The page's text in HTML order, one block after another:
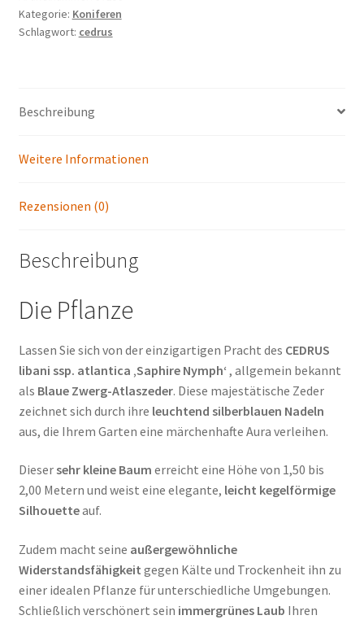
Nymph'
Menge
Kategorie: Koniferen
Schlagwort: cedrus
Beschreibung
Weitere Informationen
Rezensionen (0)
Beschreibung
Die Pflanze
Lassen Sie sich von der einzigartigen Pracht des CEDRUS
libani ssp. atlantica ‚Saphire Nymph‘ , allgemein bekannt
als Blaue Zwerg-Atlaszeder. Diese majestätische Zeder
zeichnet sich durch ihre leuchtend silberblauen Nadeln
aus, die Ihrem Garten eine märchenhafte Aura verleihen.
Diesersehr kleine Baum erreicht eine Höhe von 1,50 bis
2,00 Metern und weist eine elegante, leicht kegelförmige
Silhouetteauf.
Zudem macht seine außergewöhnliche
Widerstandsfähigkeit gegen Kälte und Trockenheit ihn zu
einer idealen Pflanze für unterschiedliche Umgebungen.
Schließlich verschönert sein immergrünes Laub Ihren